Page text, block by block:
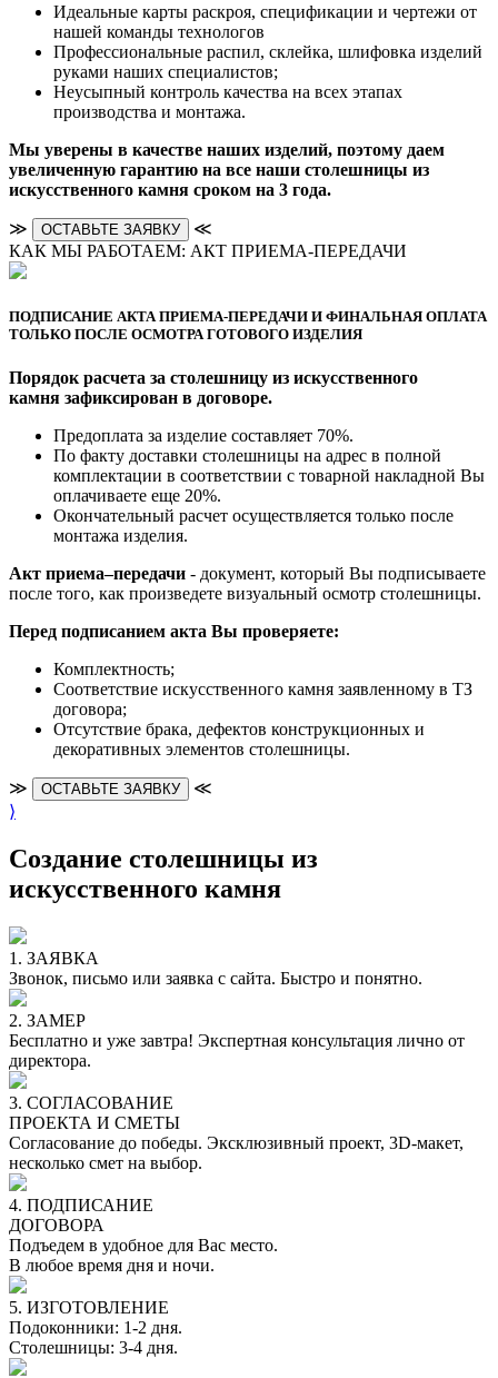
Идеальные карты раскроя, спецификации и чертежи от
нашей команды технологов
Профессиональные распил, склейка, шлифовка изделий
руками наших специалистов;
Неусыпный контроль качества на всех этапах
производства и монтажа.
Мы уверены в качестве наших изделий, поэтому даем
увеличенную гарантию на все наши столешницы из
искусственного камня сроком на 3 года.
≫ ОСТАВЬТЕ ЗАЯВКУ
≪
КАК МЫ РАБОТАЕМ: АКТ ПРИЕМА-ПЕРЕДАЧИ
ПОДПИСАНИЕ АКТА ПРИЕМА-ПЕРЕДАЧИ И ФИНАЛЬНАЯ ОПЛАТА
ТОЛЬКО ПОСЛЕ ОСМОТРА ГОТОВОГО ИЗДЕЛИЯ
Порядок расчета за столешницу из искусственного
камня зафиксирован в договоре.
Предоплата за изделие составляет 70%.
По факту доставки столешницы на адрес в полной
комплектации в соответствии с товарной накладной Вы
оплачиваете еще 20%.
Окончательный расчет осуществляется только после
монтажа изделия.
Акт приема–передачи - документ, который Вы подписываете
после того, как произведете визуальный осмотр столешницы.
Перед подписанием акта Вы проверяете:
Комплектность;
Cоответствие искусственного камня заявленному в ТЗ
договора;
Отсутствие брака, дефектов конструкционных и
декоративных элементов столешницы.
≫ ОСТАВЬТЕ ЗАЯВКУ
≪
⟩
Создание столешницы из
искусственного камня
1. ЗАЯВКА
Звонок, письмо или заявка с сайта. Быстро и понятно.
2. ЗАМЕР
Бесплатно и уже завтра! Экспертная консультация лично от
директора.
3. СОГЛАСОВАНИЕ
ПРОЕКТА И СМЕТЫ
Согласование до победы. Эксклюзивный проект, 3D-макет,
несколько смет на выбор.
4. ПОДПИСАНИЕ
ДОГОВОРА
Подъедем в удобное для Вас место.
В любое время дня и ночи.
5. ИЗГОТОВЛЕНИЕ
Подоконники: 1-2 дня.
Столешницы: 3-4 дня.